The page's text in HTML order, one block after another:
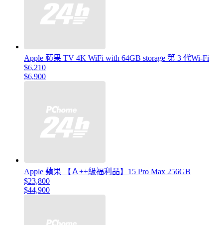
Apple 蘋果 TV 4K WiFi with 64GB storage 第 3 代Wi-Fi
$6,210
$6,900
Apple 蘋果 【Ａ++級福利品】15 Pro Max 256GB
$23,800
$44,900